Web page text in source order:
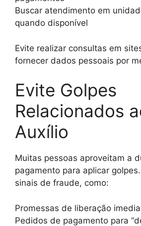
Buscar atendimento em
quando disponível
Evite realizar consultas em
fornecer dados pessoais por
Evite Golpes
Relacionados
Auxílio
Muitas pessoas aproveitam a
pagamento para aplicar
sinais de fraude, como:
Promessas de liberação
Pedidos de pagamento para